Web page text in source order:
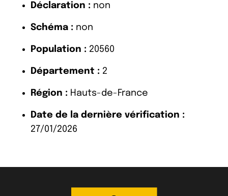
Déclaration : non
Schéma : non
Population : 20560
Département : 2
Région : Hauts-de-France
Date de la dernière vérification :
27/01/2026